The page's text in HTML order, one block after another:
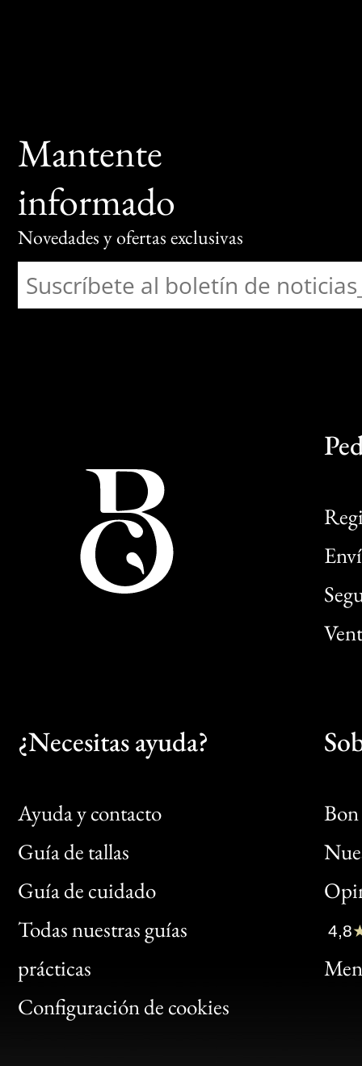
Mantente
informado
Novedades y ofertas exclusivas
¿Necesitas ayuda?
Ayuda y contacto
Guía de tallas
Guía de cuidado
Todas nuestras guías
prácticas
Configuración de cookies
Bon
Clic
Bon
4,8